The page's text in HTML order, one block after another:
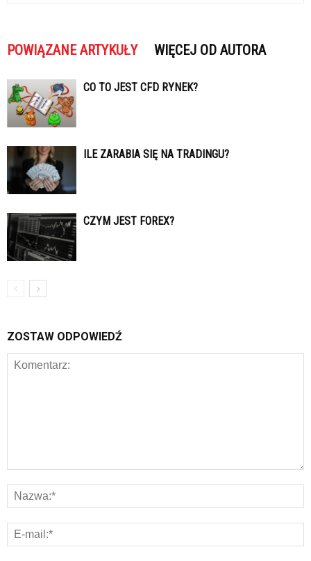
POWIĄZANE ARTYKUŁY WIĘCEJ OD AUTORA
CO TO JEST CFD RYNEK?
ILE ZARABIA SIĘ NA TRADINGU?
CZYM JEST FOREX?
ZOSTAW ODPOWIEDŹ